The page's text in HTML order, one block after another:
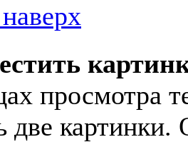
просмотра
две картинки.